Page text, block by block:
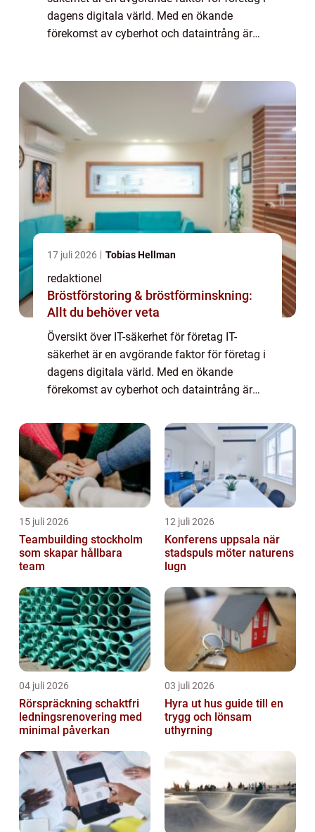
dagens digitala värld. Med en ökande
förekomst av cyberhot och dataintrång är
17 juli 2026 Tobias Hellman
redaktionel
Bröstförstoring & bröstförminskning:
Allt du behöver veta
Översikt över IT-säkerhet för företag IT-
säkerhet är en avgörande faktor för företag i
dagens digitala värld. Med en ökande
förekomst av cyberhot och dataintrång är
resurser och känslig information. IT-sä...
15 juli 2026
Teambuilding stockholm
som skapar hållbara
team
12 juli 2026
Konferens uppsala när
stadspuls möter naturens
lugn
04 juli 2026
Rörspräckning schaktfri
ledningsrenovering med
minimal påverkan
03 juli 2026
Hyra ut hus guide till en
trygg och lönsam
uthyrning